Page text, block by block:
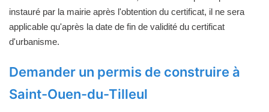
instauré par la mairie après l'obtention du certificat, il ne sera
applicable qu'après la date de fin de validité du certificat
d'urbanisme.
Demander un permis de construire à
Saint-Ouen-du-Tilleul